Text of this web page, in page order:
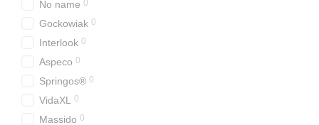
No name 0
Gockowiak 0
Interlook 0
Aspeco 0
Springos® 0
VidaXL 0
Massido 0